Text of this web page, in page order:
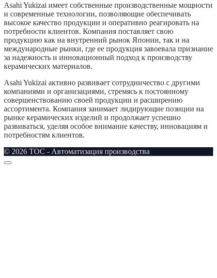
Asahi Yukizai имеет собственные производственные мощности
и современные технологии, позволяющие обеспечивать
высокое качество продукции и оперативно реагировать на
потребности клиентов. Компания поставляет свою
продукцию как на внутренний рынок Японии, так и на
международные рынки, где ее продукция завоевала признание
за надежность и инновационный подход к производству
керамических материалов.
Asahi Yukizai активно развивает сотрудничество с другими
компаниями и организациями, стремясь к постоянному
совершенствованию своей продукции и расширению
ассортимента. Компания занимает лидирующие позиции на
рынке керамических изделий и продолжает успешно
развиваться, уделяя особое внимание качеству, инновациям и
потребностям клиентов.
© 2026 TOC - Автоматизация производства